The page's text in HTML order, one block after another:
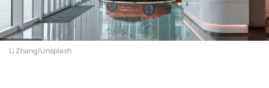
Li Zhang/Unsplash